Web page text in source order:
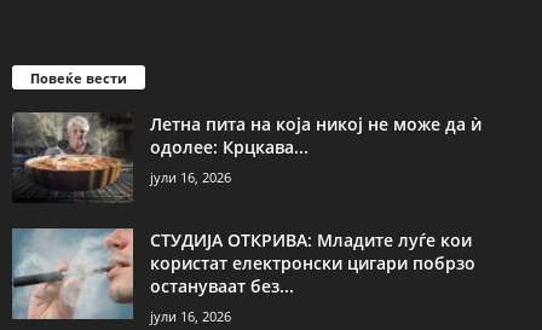
Повеќе вести
Летна пита на која никој не може да ѝ
одолее: Крцкава...
јули 16, 2026
СТУДИЈА ОТКРИВА: Младите луѓе кои
користат електронски цигари побрзо
остануваат без...
јули 16, 2026